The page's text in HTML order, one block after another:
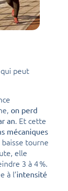
peut
on perd
an. Et cette
mécaniques
baisse tourne
elle
3 à 4 %.
à l’intensité